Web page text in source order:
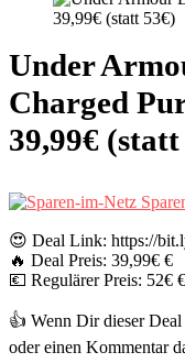
Under
Charged
39,99€
😍 Deal Link: https://
🔥 Deal Preis: 39,99€ €
💶 Regulärer Preis: 52€ €
👍 Wenn Dir dieser
oder einen Kommentar